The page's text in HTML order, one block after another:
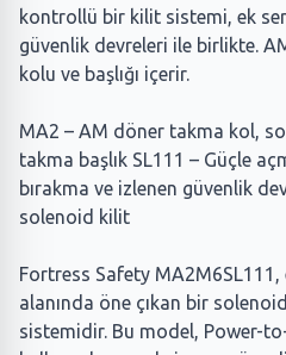
kontrollü bir kilit sistemi, ek
güvenlik devreleri ile birlikte.
kolu ve başlığı içerir.
MA2 – AM döner takma kol,
takma başlık SL111 – Güçle
bırakma ve izlenen güvenlik
solenoid kilit
Fortress Safety
alanında öne çıkan bir
sistemidir. Bu model, Power-